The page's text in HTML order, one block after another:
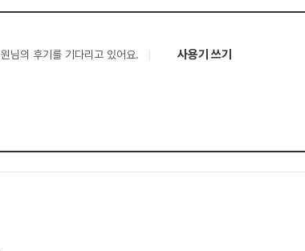
님의 후기를 기다리고 있어요. 사용기 쓰기